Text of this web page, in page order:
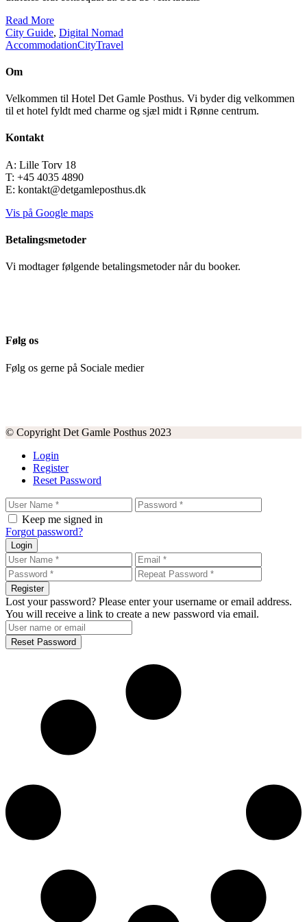
Read More
City Guide, Digital Nomad
AccommodationCityTravel
Om
Velkommen til Hotel Det Gamle Posthus. Vi byder dig velkommen
til et hotel fyldt med charme og sjæl midt i Rønne centrum.
Kontakt
A: Lille Torv 18
T: +45 4035 4890
E: kontakt@detgamleposthus.dk
Vis på Google maps
Betalingsmetoder
Vi modtager følgende betalingsmetoder når du booker.
Følg os
Følg os gerne på Sociale medier
© Copyright Det Gamle Posthus 2023
Login
Register
Reset Password
Keep me signed in
Forgot password?
Login
Register
Lost your password? Please enter your username or email address.
You will receive a link to create a new password via email.
Reset Password